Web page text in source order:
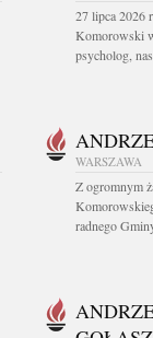
27 lipca 2026
Komorowski
psycholog,
WARSZAWA
Z ogromnym
radnego